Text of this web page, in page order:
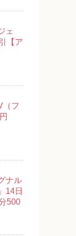
ェ
【ア
（フ
ナル
14日
500